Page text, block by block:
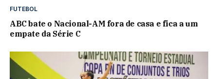
FUTEBOL
ABC bate o Nacional-AM fora de casa e fica a um
empate da Série C